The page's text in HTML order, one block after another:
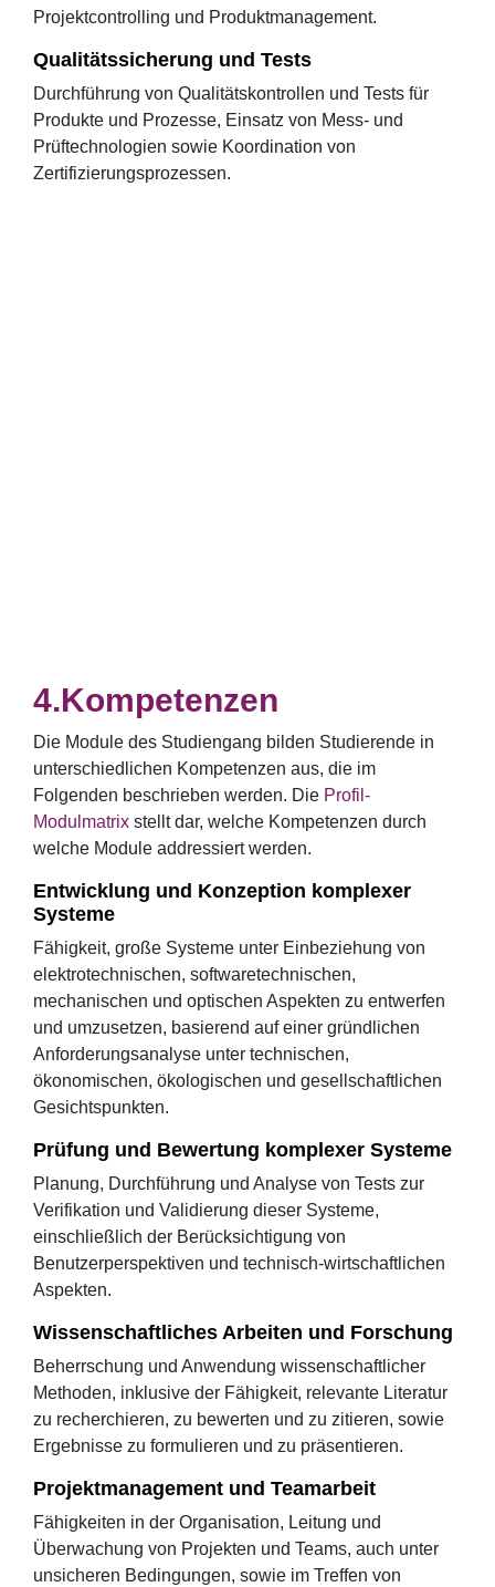
Projektcontrolling und Produktmanagement.
Qualitätssicherung und Tests
Durchführung von Qualitätskontrollen und Tests für
Produkte und Prozesse, Einsatz von Mess- und
Prüftechnologien sowie Koordination von
Zertifizierungsprozessen.
Kompetenzen
Die Module des Studiengang bilden Studierende in
unterschiedlichen Kompetenzen aus, die im
Folgenden beschrieben werden. Die Profil-
Modulmatrix stellt dar, welche Kompetenzen durch
welche Module addressiert werden.
Entwicklung und Konzeption komplexer
Systeme
Fähigkeit, große Systeme unter Einbeziehung von
elektrotechnischen, softwaretechnischen,
mechanischen und optischen Aspekten zu entwerfen
und umzusetzen, basierend auf einer gründlichen
Anforderungsanalyse unter technischen,
ökonomischen, ökologischen und gesellschaftlichen
Gesichtspunkten.
Prüfung und Bewertung komplexer Systeme
Planung, Durchführung und Analyse von Tests zur
Verifikation und Validierung dieser Systeme,
einschließlich der Berücksichtigung von
Benutzerperspektiven und technisch-wirtschaftlichen
Aspekten.
Wissenschaftliches Arbeiten und Forschung
Beherrschung und Anwendung wissenschaftlicher
Methoden, inklusive der Fähigkeit, relevante Literatur
zu recherchieren, zu bewerten und zu zitieren, sowie
Ergebnisse zu formulieren und zu präsentieren.
Projektmanagement und Teamarbeit
Fähigkeiten in der Organisation, Leitung und
Überwachung von Projekten und Teams, auch unter
unsicheren Bedingungen, sowie im Treffen von